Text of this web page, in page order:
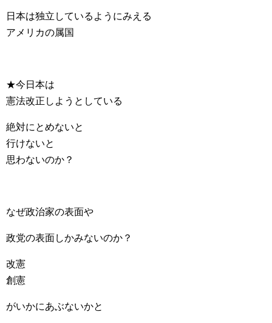
日本は独立しているようにみえる
アメリカの属国
★今日本は
憲法改正しようとしている
絶対にとめないと
行けないと
思わないのか？
なぜ政治家の表面や
政党の表面しかみないのか？
改憲
創憲
がいかにあぶないかと